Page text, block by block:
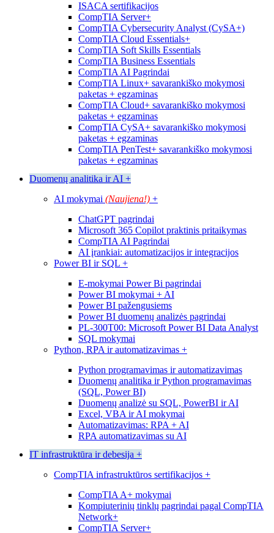
ISACA sertifikacijos
CompTIA Server+
CompTIA Cybersecurity Analyst (CySA+)
CompTIA Cloud Essentials+
CompTIA Soft Skills Essentials
CompTIA Business Essentials
CompTIA AI Pagrindai
CompTIA Linux+ savarankiško mokymosi
paketas + egzaminas
CompTIA Cloud+ savarankiško mokymosi
paketas + egzaminas
CompTIA CySA+ savarankiško mokymosi
paketas + egzaminas
CompTIA PenTest+ savarankiško mokymosi
paketas + egzaminas
Duomenų analitika ir AI +
AI mokymai (Naujiena!) +
ChatGPT pagrindai
Microsoft 365 Copilot praktinis pritaikymas
CompTIA AI Pagrindai
AI įrankiai: automatizacijos ir integracijos
Power BI ir SQL +
E-mokymai Power Bi pagrindai
Power BI mokymai + AI
Power BI pažengusiems
Power BI duomenų analizės pagrindai
PL-300T00: Microsoft Power BI Data Analyst
SQL mokymai
Python, RPA ir automatizavimas +
Python programavimas ir automatizavimas
Duomenų analitika ir Python programavimas
(SQL, Power BI)
Duomenų analizė su SQL, PowerBI ir AI
Excel, VBA ir AI mokymai
Automatizavimas: RPA + AI
RPA automatizavimas su AI
IT infrastruktūra ir debesija +
CompTIA infrastruktūros sertifikacijos +
CompTIA A+ mokymai
Kompiuterinių tinklų pagrindai pagal CompTIA
Network+
CompTIA Server+